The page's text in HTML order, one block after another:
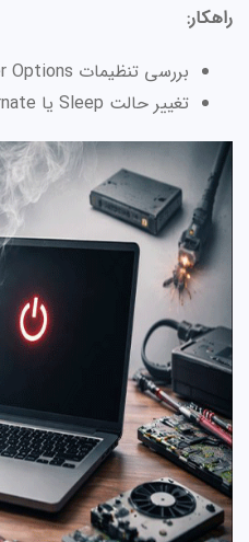
راهکار:
بررسی تنظیمات Power Options در کنترل پنل
تغییر حالت Sleep یا Hibernate